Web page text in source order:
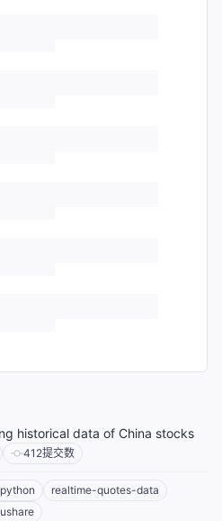
historical data of China stocks
412提交数
python
realtime-quotes-data